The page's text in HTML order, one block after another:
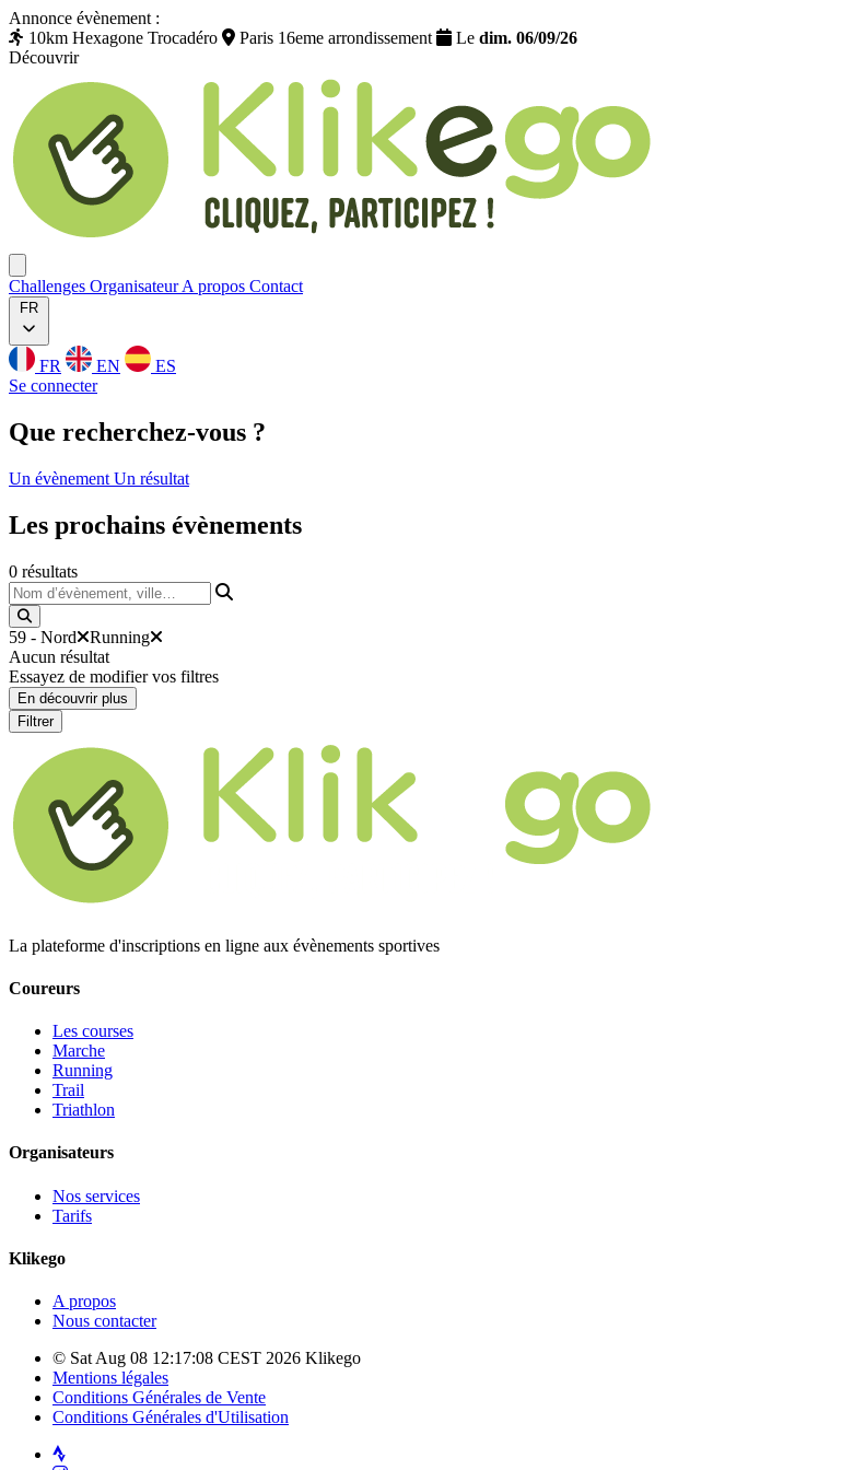
Annonce évènement :
10km Hexagone Trocadéro
Paris 16eme arrondissement Le dim. 06/09/26
Découvrir
Challenges OrganisateurA propos Contact
FR
FR EN
ES
Se connecter
Que recherchez-vous ?
Un évènement Un résultat
Les prochains évènements
0 résultats
Nom d’évènement, ville…
59 - Nord
Running
Aucun résultat
Essayez de modifier vos filtres
En découvrir plus
Filtrer
La plateforme d'inscriptions en ligne aux évènements sportives
Coureurs
Les courses
Marche
Running
Trail
Triathlon
Organisateurs
Nos services
Tarifs
Klikego
A propos
Nous contacter
© Sat Aug 08 12:17:08 CEST 2026 Klikego
Mentions légales
Conditions Générales de Vente
Conditions Générales d'Utilisation
Strava